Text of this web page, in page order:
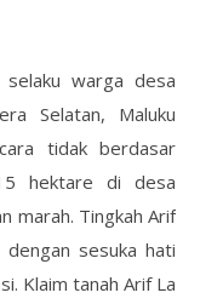
warga desa
Selatan, Maluku
tidak berdasar
hektare di desa
marah. Tingkah Arif
sesuka hati
Klaim tanah Arif La